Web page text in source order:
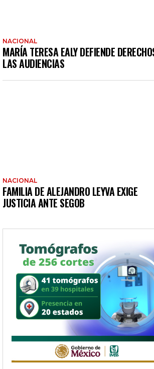
NACIONAL
MARÍA TERESA EALY DEFIENDE
LAS AUDIENCIAS
NACIONAL
FAMILIA DE ALEJANDRO LEYVA EXIGE
JUSTICIA ANTE SEGOB